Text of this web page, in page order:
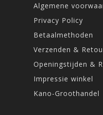
Algemene
Privacy Policy
Betaalmethoden
Verzenden &
Openingstijden &
Impressie winkel
Kano-Groothandel